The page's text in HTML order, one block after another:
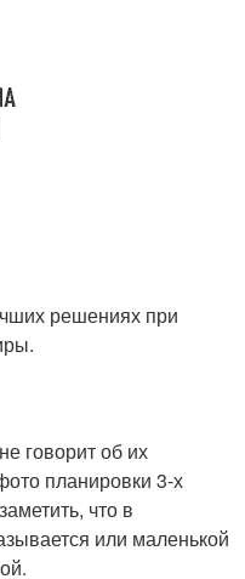
решениях при
говорит об их
планировки 3-х
что в
или маленькой